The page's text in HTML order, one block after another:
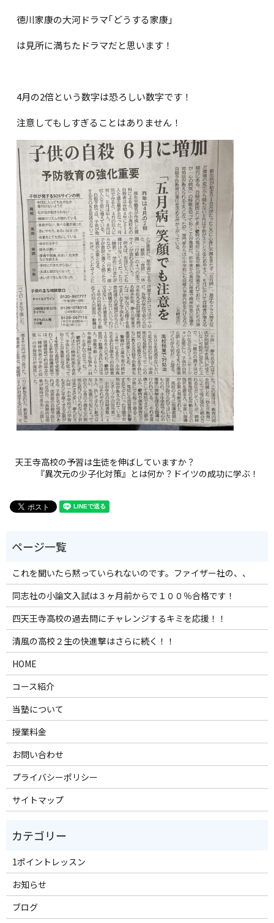
徳川家康の大河ドラマ｢どうする家康｣
は見所に満ちたドラマだと思います！
4月の2倍という数字は恐ろしい数字です！
注意してもしすぎることはありません！
天王寺高校の予習は生徒を伸ばしていますか？
『異次元の少子化対策』とは何か？ドイツの成功に学ぶ！
これを聞いたら黙っていられないのです。ファイザー社の、、
同志社の小論文入試は３ヶ月前からで１００％合格です！
四天王寺高校の過去問にチャレンジするキミを応援！！
清風の高校２生の快進撃はさらに続く！！
HOME
コース紹介
当塾について
授業料金
お問い合わせ
プライバシーポリシー
サイトマップ
1ポイントレッスン
お知らせ
ブログ